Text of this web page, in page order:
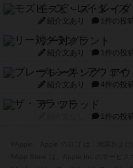
モズビ－ズ・レイダ
紹介文あり 1件の投稿
リー対グラント
紹介文あり 1件の投稿
ブレーキング・アウ
紹介文あり 4件の投稿
ザ・フラッド
1件の投稿